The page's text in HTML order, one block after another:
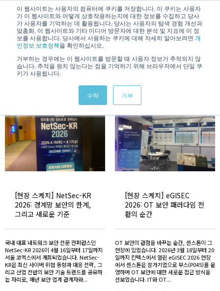
이 웹사이트는 사용자의 컴퓨터에 쿠키를 저장합니다. 이 쿠키는 사용자
가 이 웹사이트와 어떻게 상호작용하는지에 대한 정보를 수집하고 당사
가 사용자를 기억하는 데 활용됩니다. 당사는 사용자의 탐색 경험 개선과
맞춤화, 이 웹사이트와 기타 미디어 방문자에 대한 분석 및 지표에 이 정
보를 사용합니다. 당사에서 사용하는 쿠키에 대해 자세히 알아보려면 개
인정보 보호정책을 확인하십시오.
거부하는 경우에는 이 웹사이트를 방문할 때 사용자 정보가 추적되지 않
습니다. 추적을 원치 않는다는 점을 기억하기 위해 브라우저에서 단일 쿠
키가 사용됩니다.
수락 거부
KOREAN / ENGLISH
News & Information
[현장 스케치] NetSec-KR
2026: 경계망 보안의 한계,
그리고 새로운 기준
국내 대표 네트워크·보안 전문 컨퍼런스인
NetSec-KR 2026이 4월 16일부터 17일까지
서울 코엑스에서 개최되었습니다. NetSec-
KR은 최신 사이버 위협 동향과 대응 전략, 그
리고 산업 전반의 보안 기술 트렌드를 공유하
는 자리로, 매년 보안 업계 관계자와...
[현장 스케치] eGISEC
2026: OT 보안 패러다임 전
환의 순간
OT 보안의 관점을 바꾸는 순간, 센스톤이 그
현장에 있었습니다. 2026년 3월 18일부터 20
일까지 킨텍스에서 열린 eGISEC 2026 현장
에서 센스톤은 참가기업으로 부스(P045)를 운
영하며 OT 보안에 대한 새로운 접근 방식을
선보였습니다. IT와 OT...